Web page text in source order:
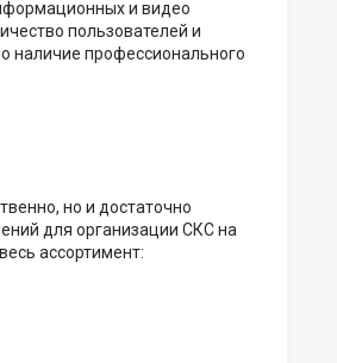
и видео
пользователей и
наличие профессионального
но и достаточно
для организации СКС на
ассортимент: